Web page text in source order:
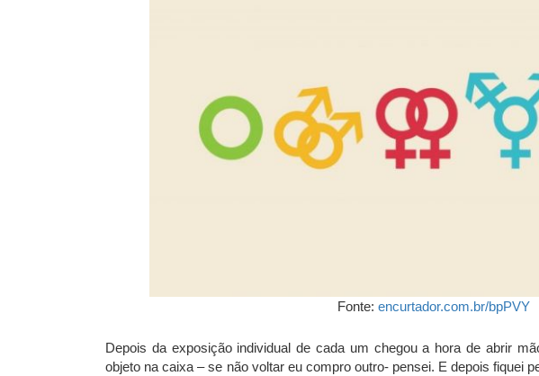
Fonte: encurtador.com.br/bpPVY
Depois da exposição individual de cada um chegou a hora de abrir
objeto na caixa – se não voltar eu compro outro- pensei. E depois fiquei